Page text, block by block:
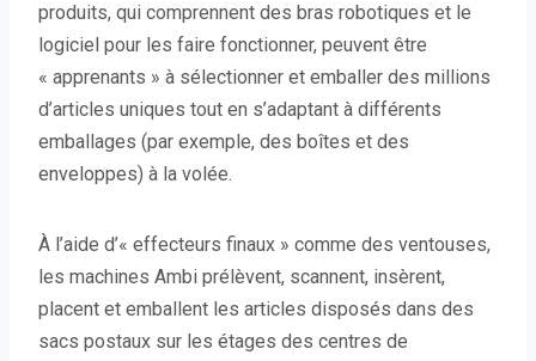
produits, qui comprennent des bras robotiques et le
logiciel pour les faire fonctionner, peuvent être
« apprenants » à sélectionner et emballer des millions
d’articles uniques tout en s’adaptant à différents
emballages (par exemple, des boîtes et des
enveloppes) à la volée.
À l’aide d’« effecteurs finaux » comme des ventouses,
les machines Ambi prélèvent, scannent, insèrent,
placent et emballent les articles disposés dans des
sacs postaux sur les étages des centres de